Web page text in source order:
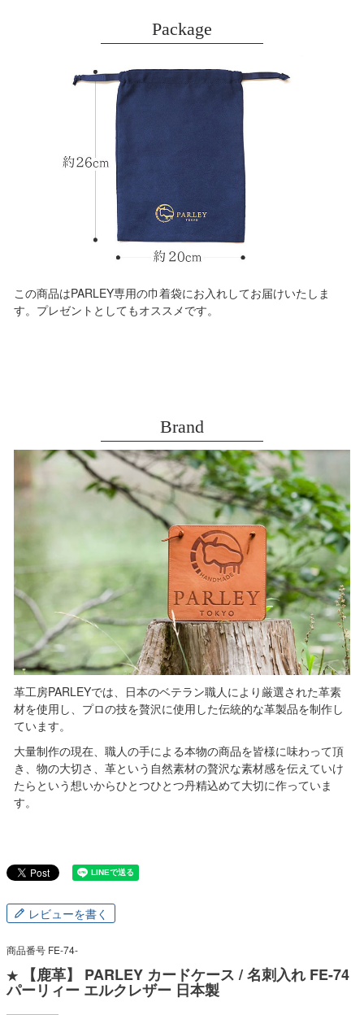
Package
この商品はPARLEY専用の巾着袋にお入れしてお届けいたしま
す。プレゼントとしてもオススメです。
Brand
革工房PARLEYでは、日本のベテラン職人により厳選された革素
材を使用し、プロの技を贅沢に使用した伝統的な革製品を制作し
ています。
大量制作の現在、職人の手による本物の商品を皆様に味わって頂
き、物の大切さ、革という自然素材の贅沢な素材感を伝えていけ
たらという想いからひとつひとつ丹精込めて大切に作っていま
す。
レビューを書く
商品番号 FE-74-
★ 【鹿革】 PARLEY カードケース / 名刺入れ FE-74
パーリィー エルクレザー 日本製